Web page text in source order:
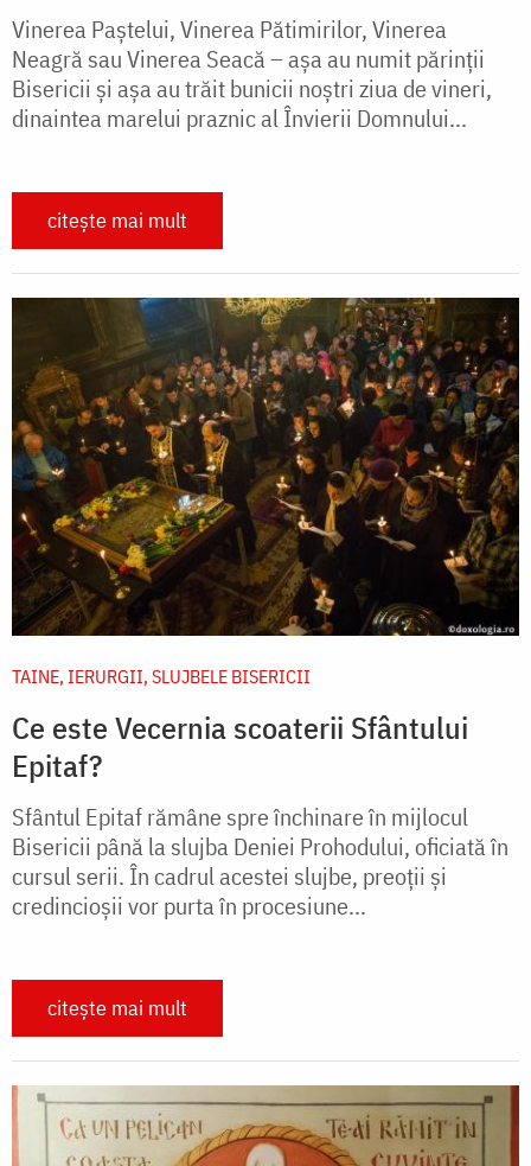
Vinerea Paştelui, Vinerea Pătimirilor, Vinerea
Neagră sau Vinerea Seacă – aşa au numit părinţii
Bisericii şi aşa au trăit bunicii noştri ziua de vineri,
dinaintea marelui praznic al Învierii Domnului...
citește mai mult
TAINE, IERURGII, SLUJBELE BISERICII
Ce este Vecernia scoaterii Sfântului
Epitaf?
Sfântul Epitaf rămâne spre închinare în mijlocul
Bisericii până la slujba Deniei Prohodului, oficiată în
cursul serii. În cadrul acestei slujbe, preoții și
credincioșii vor purta în procesiune...
citește mai mult